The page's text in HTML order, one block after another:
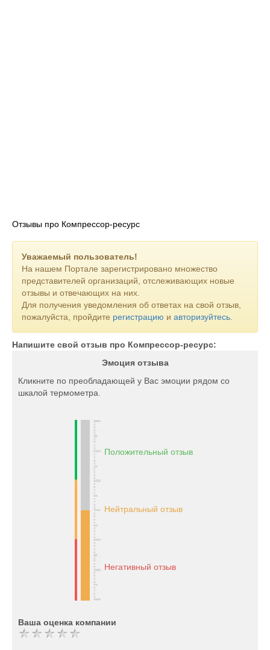
Отзывы про Компрессор-ресурс
Уважаемый пользователь!
На нашем Портале зарегистрировано множество
представителей организаций, отслеживающих новые
отзывы и отвечающих на них.
Для получения уведомления об ответах на свой отзыв,
пожалуйста, пройдите регистрацию и авторизуйтесь
Напишите свой отзыв про Компрессор-ресурс:
Эмоция отзыва
Кликните по преобладающей у Вас эмоции рядом со
шкалой термометра.
Положительный отзыв
Нейтральный отзыв
Негативный отзыв
Ваша оценка компании